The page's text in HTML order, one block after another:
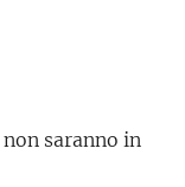
saranno in